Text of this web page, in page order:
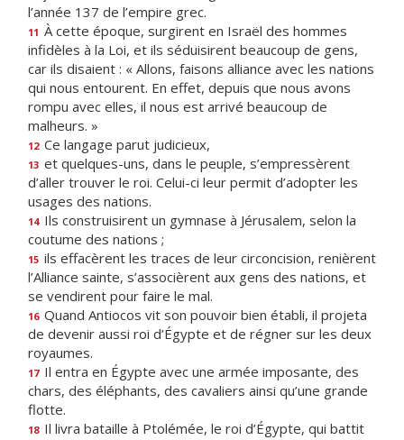
l’année 137 de l’empire grec.
11 À cette époque, surgirent en Israël des hommes
infidèles à la Loi, et ils séduisirent beaucoup de gens,
car ils disaient : « Allons, faisons alliance avec les nations
qui nous entourent. En effet, depuis que nous avons
rompu avec elles, il nous est arrivé beaucoup de
malheurs. »
12 Ce langage parut judicieux,
13 et quelques-uns, dans le peuple, s’empressèrent
d’aller trouver le roi. Celui-ci leur permit d’adopter les
usages des nations.
14 Ils construisirent un gymnase à Jérusalem, selon la
coutume des nations ;
15 ils effacèrent les traces de leur circoncision, renièrent
l’Alliance sainte, s’associèrent aux gens des nations, et
se vendirent pour faire le mal.
16 Quand Antiocos vit son pouvoir bien établi, il projeta
de devenir aussi roi d’Égypte et de régner sur les deux
royaumes.
17 Il entra en Égypte avec une armée imposante, des
chars, des éléphants, des cavaliers ainsi qu’une grande
flotte.
18 Il livra bataille à Ptolémée, le roi d’Égypte, qui battit